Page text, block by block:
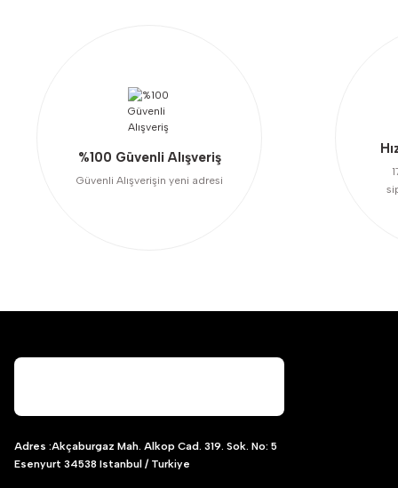
%100 Güvenli Alışveriş
Güvenli Alışverişin yeni adresi
Adres :Akçaburgaz Mah. Alkop Cad. 319. Sok. No: 5
Esenyurt 34538 Istanbul / Turkiye